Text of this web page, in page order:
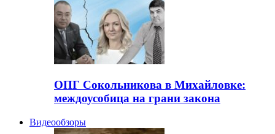
ОПГ Сокольникова в Михайловке:
междоусобица на грани закона
Видеообзоры